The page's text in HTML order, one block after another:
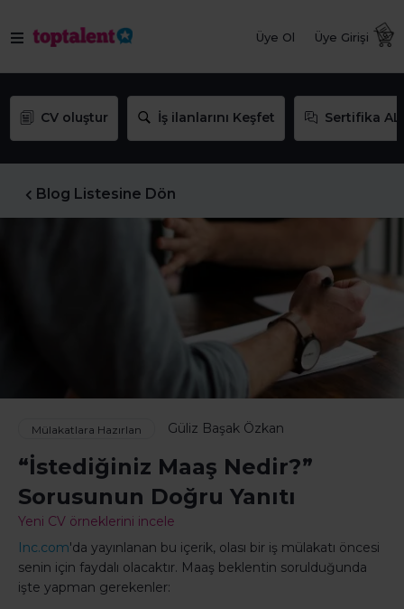
Üye Ol Üye Girişi
CV oluştur İş ilanlarını Keşfet Sertifika AL
Blog Listesine Dön
Mülakatlara Hazırlan Güliz Başak Özkan
“İstediğiniz Maaş Nedir?”
Sorusunun Doğru Yanıtı
Yeni CV örneklerini incele
Inc.com'da yayınlanan bu içerik, olası bir iş mülakatı öncesi
senin için faydalı olacaktır. Maaş beklentin sorulduğunda
işte yapman gerekenler: